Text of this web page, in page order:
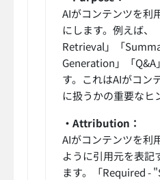
AIがコンテンツを利
にします。例えば
Retrieval」「
Generation」「Q&A
す。これはAIがコン
に扱うかの重要なヒ
・Attribution：
AIがコンテンツを利
ように引用元を表記
ます。「Required -